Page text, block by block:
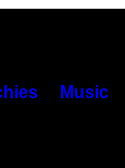
Music